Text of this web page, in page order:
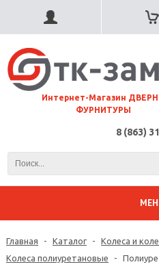
⠀Интернет-Магазин
ФУРНИТУРЫ
8 (863)
Главная - Каталог - Колеса и
Колеса полиуретановые
-